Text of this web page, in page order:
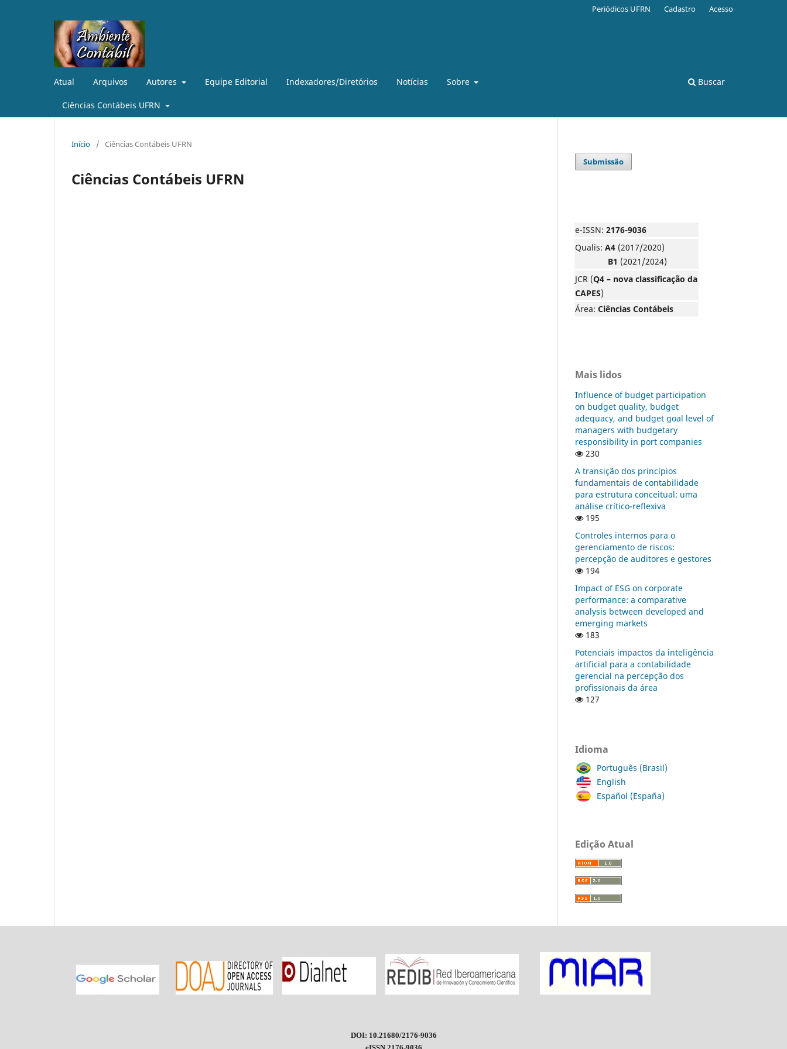
Atual Arquivos Autores Equipe Editorial Indexadores/Diretórios Notícias Sobre
Ciências Contábeis UFRN
Buscar
Periódicos UFRN Cadastro Acesso
Início / Ciências Contábeis UFRN
Ciências Contábeis UFRN
Submissão
e-ISSN: 2176-9036
Qualis: A4 (2017/2020)
B1 (2021/2024)
JCR (Q4 – nova classificação da
CAPES)
Área: Ciências Contábeis
Mais lidos
Influence of budget participation
on budget quality, budget
adequacy, and budget goal level of
managers with budgetary
responsibility in port companies
230
A transição dos princípios
fundamentais de contabilidade
para estrutura conceitual: uma
análise crítico-reflexiva
195
Controles internos para o
gerenciamento de riscos:
percepção de auditores e gestores
194
Impact of ESG on corporate
performance: a comparative
analysis between developed and
emerging markets
183
Potenciais impactos da inteligência
artificial para a contabilidade
gerencial na percepção dos
profissionais da área
127
Idioma
Português (Brasil)
English
Español (España)
Edição Atual
DOI: 10.21680/2176-9036